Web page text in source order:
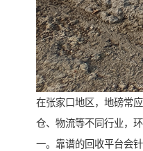
在张家口地区，地磅常
仓、物流等不同行业，
一。靠谱的回收平台会